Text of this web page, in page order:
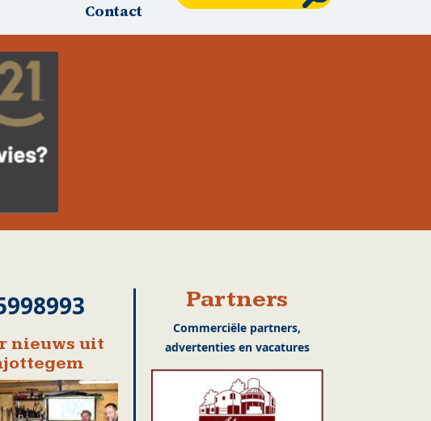
Contact
nieuws uit
Partners
Commerciële partners,
advertenties en vacatures